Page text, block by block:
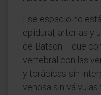
Ese espacio no
epidural, arterias y
de Batson— que
vertebral con las
y torácicas sin
venosa sin